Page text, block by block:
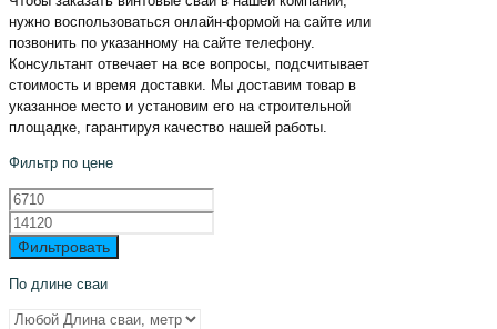
нужно воспользоваться онлайн-формой на сайте или
позвонить по указанному на сайте телефону.
Консультант отвечает на все вопросы, подсчитывает
стоимость и время доставки. Мы доставим товар в
указанное место и установим его на строительной
площадке, гарантируя качество нашей работы.
Фильтр по цене
Фильтровать
По длине сваи